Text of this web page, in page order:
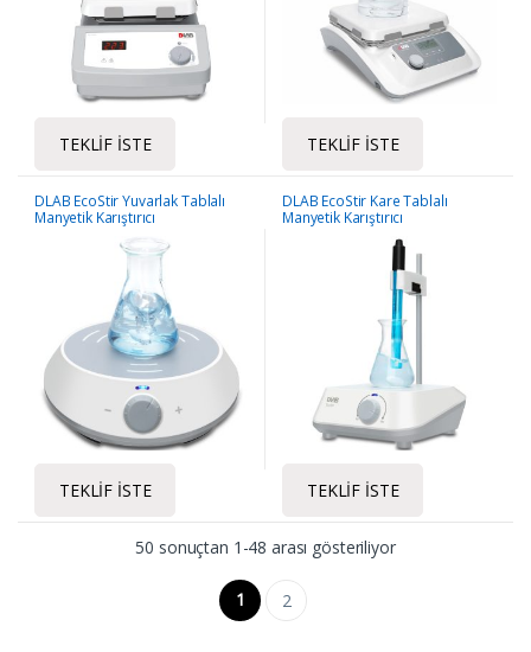
TEKLIF İSTE TEKLIF İSTE
DLAB EcoStir Yuvarlak Tablalı
Manyetik Karıştırıcı
TEKLIF İSTE
DLAB EcoStir Kare Tablalı
Manyetik Karıştırıcı
TEKLIF İSTE
50 sonuçtan 1-48 arası gösteriliyor
1 2